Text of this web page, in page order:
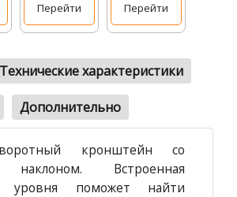
Перейти Перейти
Технические характеристики
Дополнительно
кронштейн со
наклоном. Встроенная
уровня поможет найти